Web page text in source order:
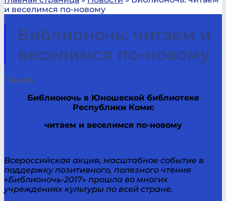
и веселимся по-новому
Библионочь: читаем и
веселимся по-новому
Печать
Библионочь в Юношеской библиотеке
Республики Коми:
читаем и веселимся по-новому
Всероссийская акция, масштабное событие в
поддержку позитивного, полезного чтения
«Библионочь-2017» прошла во многих
учреждениях культуры по всей стране.